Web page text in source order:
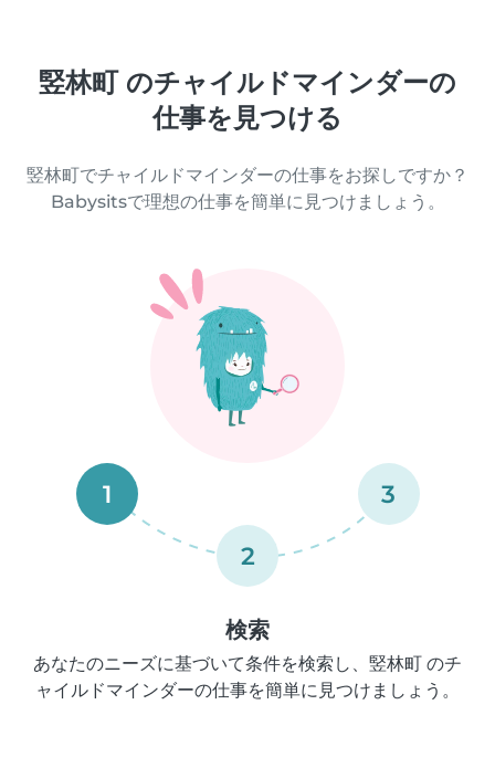
竪林町 のチャイルドマインダーの
仕事を見つける
竪林町でチャイルドマインダーの仕事をお探しですか？
Babysitsで理想の仕事を簡単に見つけましょう。
1
2
3
検索
あなたのニーズに基づいて条件を検索し、竪林町 のチ
ャイルドマインダーの仕事を簡単に見つけましょう。